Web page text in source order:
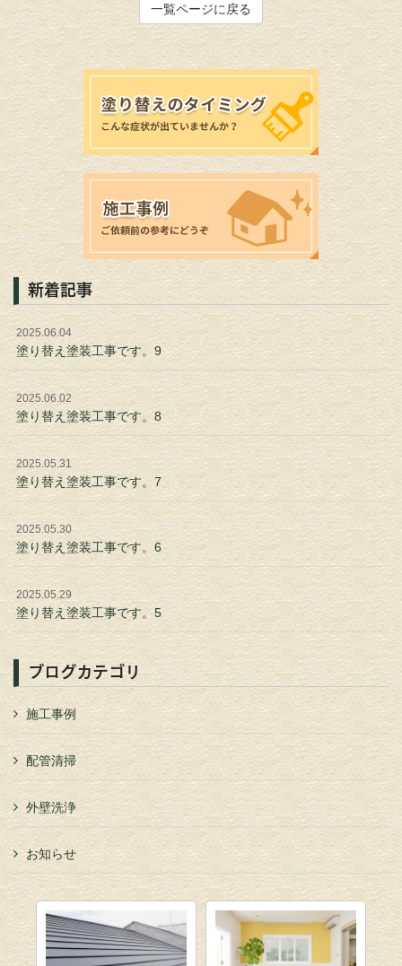
一覧ページに戻る
新着記事
2025.06.04
塗り替え塗装工事です。9
2025.06.02
塗り替え塗装工事です。8
2025.05.31
塗り替え塗装工事です。7
2025.05.30
塗り替え塗装工事です。6
2025.05.29
塗り替え塗装工事です。5
ブログカテゴリ
施工事例
配管清掃
外壁洗浄
お知らせ